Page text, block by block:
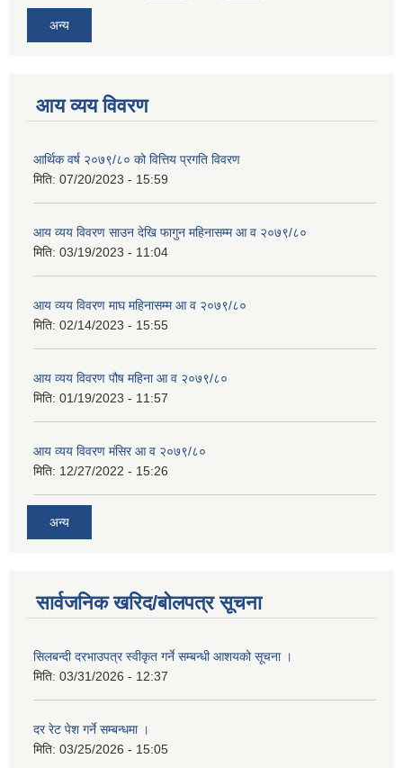
अन्य
आय व्यय विवरण
आर्थिक वर्ष २०७९/८० को वित्तिय प्रगति विवरण
मिति: 07/20/2023 - 15:59
आय व्यय विवरण साउन देखि फागुन महिनासम्म आ व २०७९/८०
मिति: 03/19/2023 - 11:04
आय व्यय विवरण माघ महिनासम्म आ व २०७९/८०
मिति: 02/14/2023 - 15:55
आय व्यय विवरण पौष महिना आ व २०७९/८०
मिति: 01/19/2023 - 11:57
आय व्यय विवरण मंसिर आ व २०७९/८०
मिति: 12/27/2022 - 15:26
अन्य
सार्वजनिक खरिद/बोलपत्र सूचना
सिलबन्दी दरभाउपत्र स्वीकृत गर्ने सम्बन्धी आशयको सूचना ।
मिति: 03/31/2026 - 12:37
दर रेट पेश गर्ने सम्बन्धमा ।
मिति: 03/25/2026 - 15:05